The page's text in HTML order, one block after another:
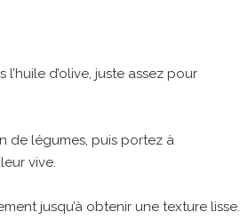
d’olive, juste assez pour
de légumes, puis portez à
vive.
jusqu’à obtenir une texture lisse.